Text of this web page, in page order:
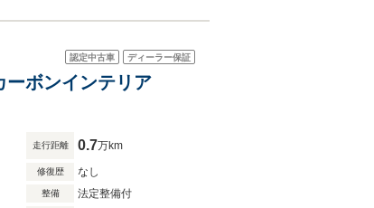
認定中古車 ディーラー保証
ーボンインテリア
走行距離 0.7万km
修復歴 なし
整備 法定整備付